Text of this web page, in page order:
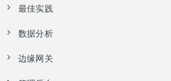
最佳实践
CoAP设备接入
MQTT网关和子设备接入
数据分析
地理分析
边缘网关